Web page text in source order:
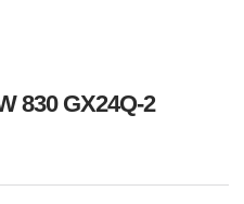
830 GX24Q-2